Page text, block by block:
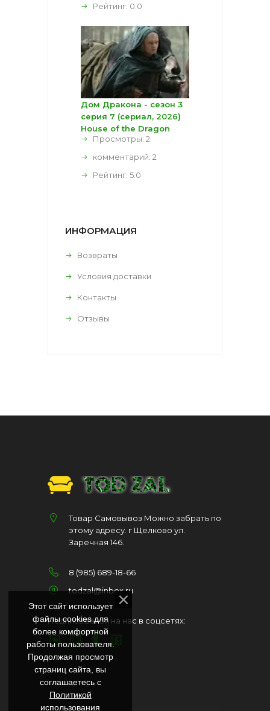
Рейтинг: 0.0
Дом Дракона - сезон 3
серия 7 (сериал, 2026)
House of the Dragon
Просмотры: 2
комментарий: 2
Рейтинг: 5.0
ИНФОРМАЦИЯ
Возвраты
Условия доставки
Контакты
Отзывы
Товар Самовывоз Можно забрать по
этому адресу. г Щелково ул.
Заречная 146.
8 (985) 689-18-66
todzal@inbox.ru
Подписывайся на нас в соцсетях:
Этот сайт использует
файлы cookies для
более комфортной
работы пользователя.
Продолжая просмотр
страниц сайта, вы
соглашаетесь с
Политикой
использования